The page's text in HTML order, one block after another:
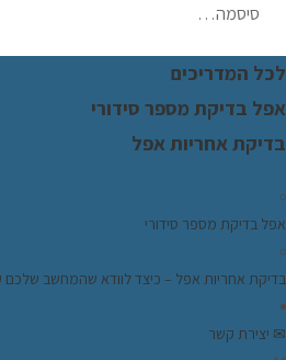
סיסמה…
לכל המדריכים
אפל בדיקת מספר סידורי
בדיקת אחריות אפל
אפל בדיקת מספר סידורי
בדיקת אחריות אפל – כיצד לוודא שהמחשב שלכם
✉ יצירת קשר